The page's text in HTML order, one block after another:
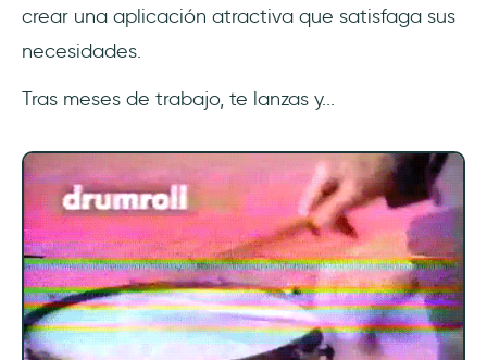
compromiso dentro de la aplicación
Herramientas para medir el compromiso
dentro de la aplicación
de la aplicación
Estrategias para mejorar el compromiso
dentro de la aplicación
Mapa del recorrido del usuario para
comprender su comportamiento
crear una aplicación atractiva que satisfaga sus
necesidades.
Tras meses de trabajo, te lanzas y...